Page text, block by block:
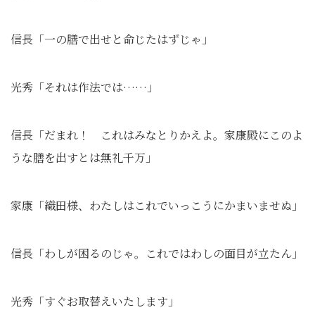
信長「一の膳で出せと命じたはずじゃ」
光秀「それは作法では……」
信長「だまれ！ これはみなとりかえよ。家康殿にこのよ
うな膳を出すとは無礼千万」
家康「織田様、わたしはこれでいっこうにかまいませぬ」
信長「わしが困るのじゃ。これではわしの面目が立たん」
光秀「すぐお取替えいたします」